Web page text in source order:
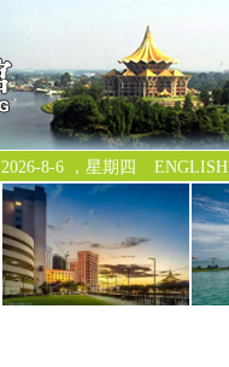
2026-8-6 ，星期四 ENGLISH